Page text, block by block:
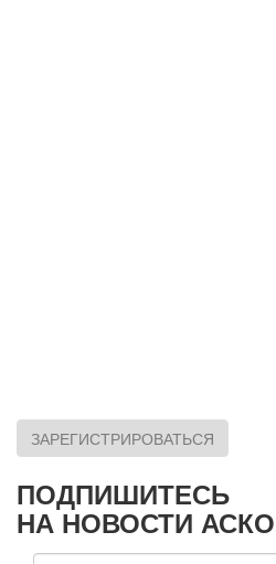
ЗАРЕГИСТРИРОВАТЬСЯ
ПОДПИШИТЕСЬ
НА НОВОСТИ